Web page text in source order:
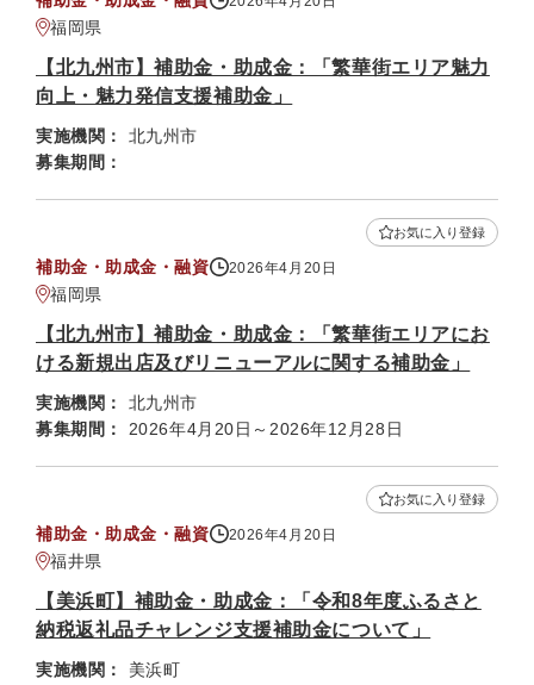
福岡県
【北九州市】補助金・助成金：「繁華街エリア魅力
向上・魅力発信支援補助金」
実施機関：
北九州市
募集期間：
補助金・助成金・融資 2026年4月20日
福岡県
お気に入り登録
【北九州市】補助金・助成金：「繁華街エリアにお
ける新規出店及びリニューアルに関する補助金」
実施機関：
北九州市
募集期間：
2026年4月20日～2026年12月28日
補助金・助成金・融資 2026年4月20日
福井県
お気に入り登録
【美浜町】補助金・助成金：「令和8年度ふるさと
納税返礼品チャレンジ支援補助金について」
実施機関：
美浜町